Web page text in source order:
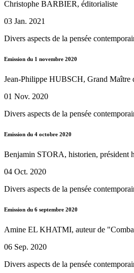
Christophe BARBIER, éditorialiste
03 Jan. 2021
Divers aspects de la pensée
Emission du 1 novembre 2020
Jean-Philippe HUBSCH, Grand Maître
01 Nov. 2020
Divers aspects de la pensée
Emission du 4 octobre 2020
Benjamin STORA, historien, président
04 Oct. 2020
Divers aspects de la pensée
Emission du 6 septembre 2020
Amine EL KHATMI, auteur de
06 Sep. 2020
Divers aspects de la pensée